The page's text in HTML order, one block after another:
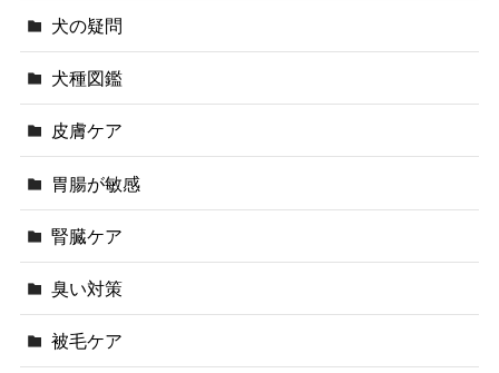
犬の疑問
犬種図鑑
皮膚ケア
胃腸が敏感
腎臓ケア
臭い対策
被毛ケア